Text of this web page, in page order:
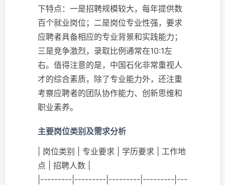
下特点：一是招聘规模较大，每年提供数
百个就业岗位；二是岗位专业性强，要求
应聘者具备相应的专业背景和实践能力；
三是竞争激烈，录取比例通常在10:1左
右。值得注意的是，中国石化非常重视人
才的综合素质，除了专业能力外，还注重
考察应聘者的团队协作能力、创新思维和
职业素养。
主要岗位类别及需求分析
| 岗位类别 | 专业要求 | 学历要求 | 工作地
点 | 招聘人数 |
|---------|---------|---------|---------|---